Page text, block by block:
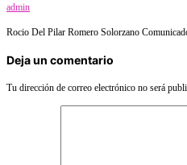
admin
Rocio Del Pilar Romero Solorzano
Deja un comentario
Tu dirección de correo electrónico no será